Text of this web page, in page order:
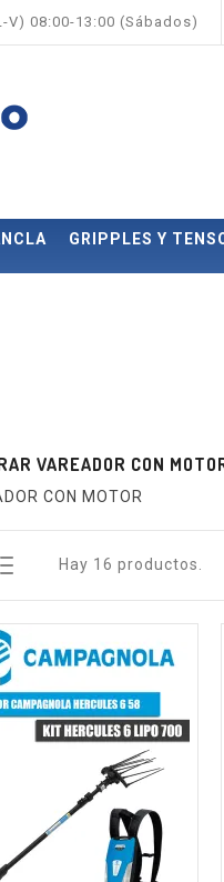
V) 08:00-13:00 (Sábados)
GRIPPLES Y
VAREADOR CON
CON MOTOR
Hay 16 productos.